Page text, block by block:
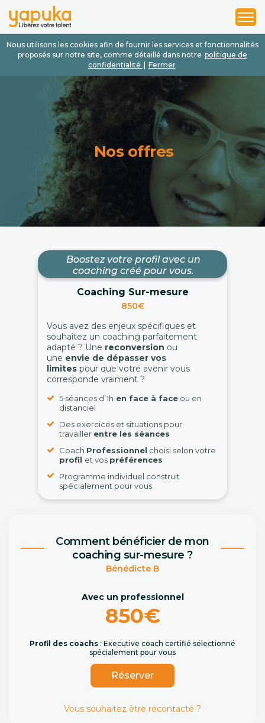
Nous utilisons les cookies afin de fournir les services et fonctionnalités
proposés sur notre site, comme détaillé dans notre politique de
confidentialité
Fermer
1
2
3
Nos offres
Boostez votre profil avec un
coaching créé pour vous.
Coaching Sur-mesure
850€
Vous avez des enjeux spécifiques et
souhaitez un coaching parfaitement
adapté ? Une reconversion ou
une envie de dépasser vos
limites pour que votre avenir vous
corresponde vraiment ?
5 séances d’1h en face à face ou en
distanciel
Des exercices et situations pour
travailler entre les séances
Coach Professionnel choisi selon votre
profil et vos préférences
Programme individuel construit
spécialement pour vous
Comment bénéficier de mon
coaching sur-mesure ?
Bénédicte B
Avec un professionnel
850€
Profil des coachs : Executive coach certifié sélectionné
spécialement pour vous
Réserver
Vous souhaitez être recontacté ?